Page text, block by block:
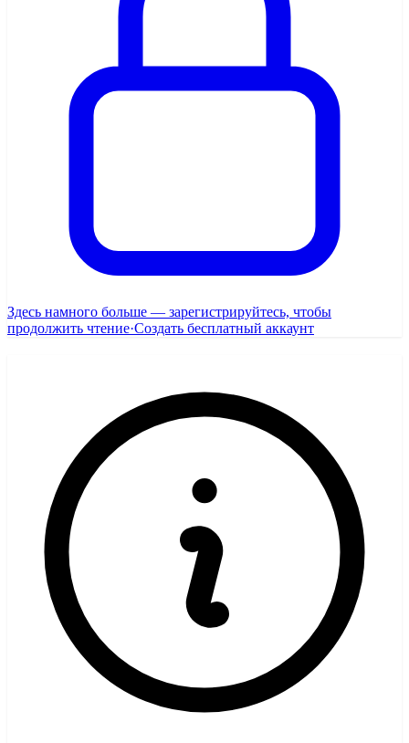
Здесь намного больше — зарегистрируйтесь, чтобы
продолжить чтение·Создать бесплатный аккаунт